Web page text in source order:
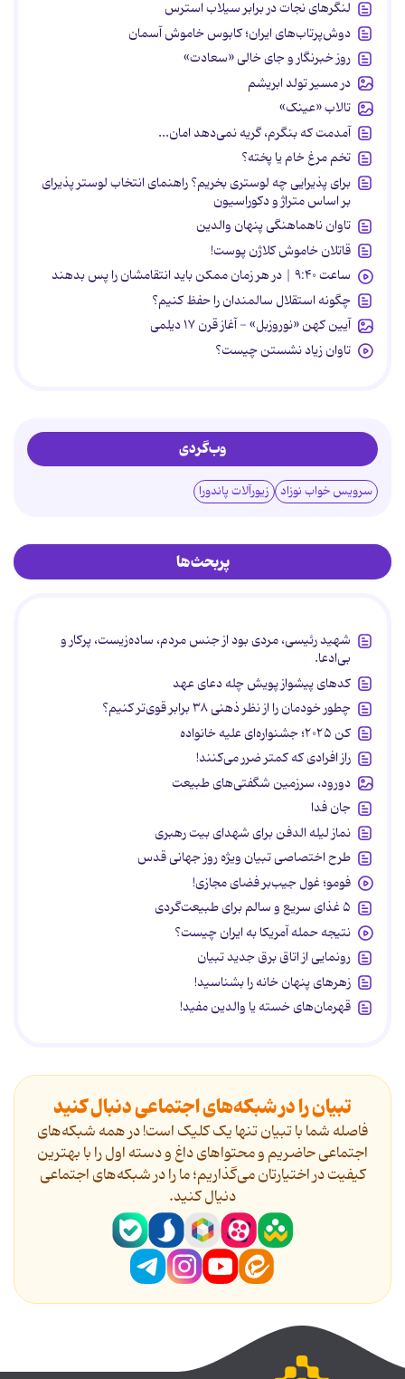
لنگرهای نجات در برابر سیلاب استرس
دوش‌پرتاب‌های ایران؛ کابوس خاموش آسمان
روز خبرنگار و جای خالی «سعادت»
در مسیر تولد ابریشم
تالاب «عینک»
آمدمت که بنگرم، گریه نمی‌دهد امان...
تخم مرغ خام یا پخته؟
برای پذیرایی چه لوستری بخریم؟ راهنمای انتخاب لوستر پذیرای
بر اساس متراژ و دکوراسیون
تاوان ناهماهنگی پنهان والدین
قاتلان خاموش کلاژن پوست!
ساعت ۹:۴۰ | در هر زمان ممکن باید انتقامشان را پس بدهند
چگونه استقلال سالمندان را حفظ کنیم؟
آیین کهن «نوروزبل» - آغاز قرن ۱۷ دیلمی
تاوان زیاد نشستن چیست؟
وب‌گردی
سرویس خواب نوزاد زیورآلات پاندورا
پربحث‌ها
شهید رئیسی، مردی بود از جنس مردم، ساده‌زیست، پرکار و
بی‌ادعا.
کدهای پیشواز پویش چله دعای عهد
چطور خودمان را از نظر ذهنی ۳۸ برابر قوی‌تر کنیم؟
کن ۲۰۲۵؛ جشنواره‌ای علیه خانواده
راز افرادی که کمتر ضرر می‌کنند!
دورود، سرزمین شگفتی‌های طبیعت
جان فدا
نماز لیله الدفن برای شهدای بیت رهبری
طرح اختصاصی تبیان ویژه روز جهانی قدس
فومو؛ غول جیب‌بر فضای مجازی!
۵ غذای سریع و سالم برای طبیعت‌گردی
نتیجه حمله آمریکا به ایران چیست؟
رونمایی از اتاق برق جدید تبیان
زهرهای پنهان خانه را بشناسید!
قهرمان‌های خسته یا والدین مفید!
تبیان را در شبکه‌های اجتماعی دنبال کنید
فاصله شما با تبیان تنها یک کلیک است! در همه شبکه‌های
اجتماعی حاضریم و محتواهای داغ و دسته اول را با بهترین
کیفیت در اختیارتان می‌گذاریم؛ ما را در شبکه‌های اجتماعی
دنیال کنید.